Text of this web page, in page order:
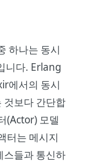
하나는 동시
니다. Erlang
에서의 동시
것보다 간단합
(Actor) 모델
터는 메시지
스들과 통신하